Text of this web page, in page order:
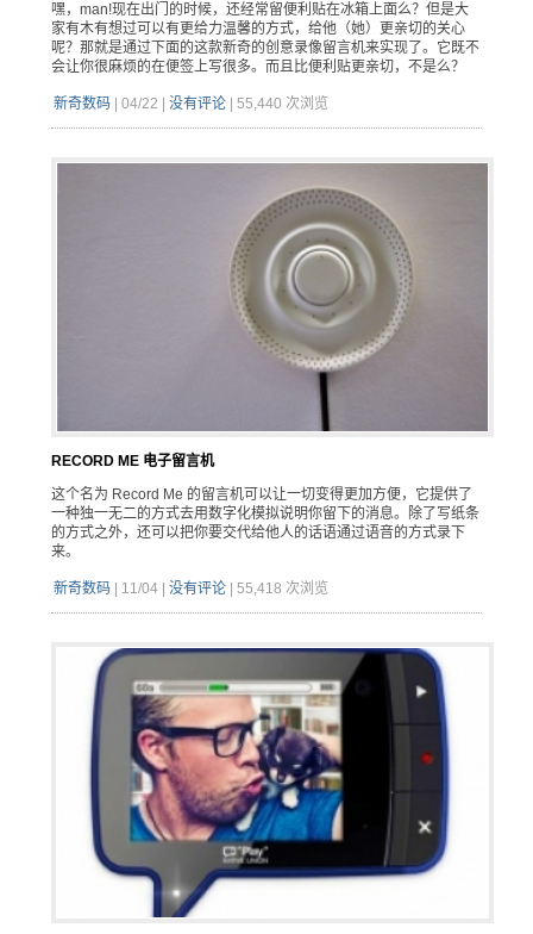
嘿，man!现在出门的时候，还经常留便利贴在冰箱上面么？但是大
家有木有想过可以有更给力温馨的方式，给他（她）更亲切的关心
呢？那就是通过下面的这款新奇的创意录像留言机来实现了。它既不
会让你很麻烦的在便签上写很多。而且比便利贴更亲切，不是么？
新奇数码| 04/22 没有评论| 55,440 次浏览
RECORD ME 电子留言机
这个名为 Record Me 的留言机可以让一切变得更加方便，它提供了
一种独一无二的方式去用数字化模拟说明你留下的消息。除了写纸条
的方式之外，还可以把你要交代给他人的话语通过语音的方式录下
来。
新奇数码| 11/04| 没有评论| 55,418 次浏览